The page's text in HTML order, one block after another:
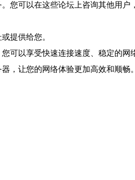
您可以在这些论坛上咨询其他用户
提供给您。
可以享受快速连接速度、稳定的
，让您的网络体验更加高效和顺畅。